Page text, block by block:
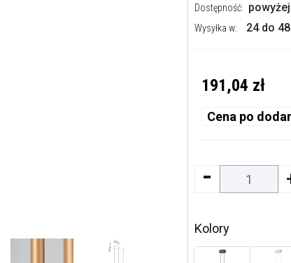
Dostępność:
Wysyłka w: 24 do
191,04 zł
Cena po
-
Kolory